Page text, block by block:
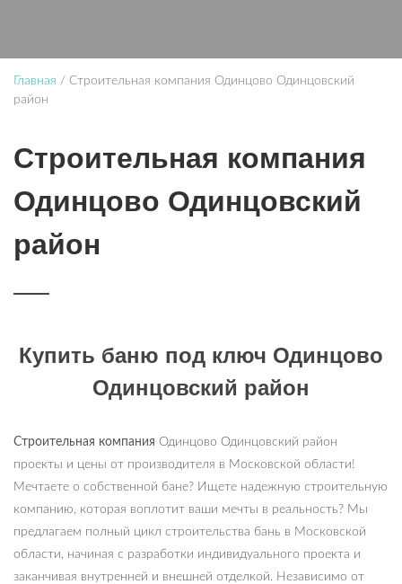
Главная / Строительная компания Одинцово Одинцовский
район
Строительная компания
Одинцово Одинцовский
район
Купить баню под ключ Одинцово
Одинцовский район
Строительная компания Одинцово Одинцовский район
проекты и цены от производителя в Московской области!
Мечтаете о собственной бане? Ищете надежную строительную
компанию, которая воплотит ваши мечты в реальность? Мы
предлагаем полный цикл строительства бань в Московской
области, начиная с разработки индивидуального проекта и
заканчивая внутренней и внешней отделкой. Независимо от